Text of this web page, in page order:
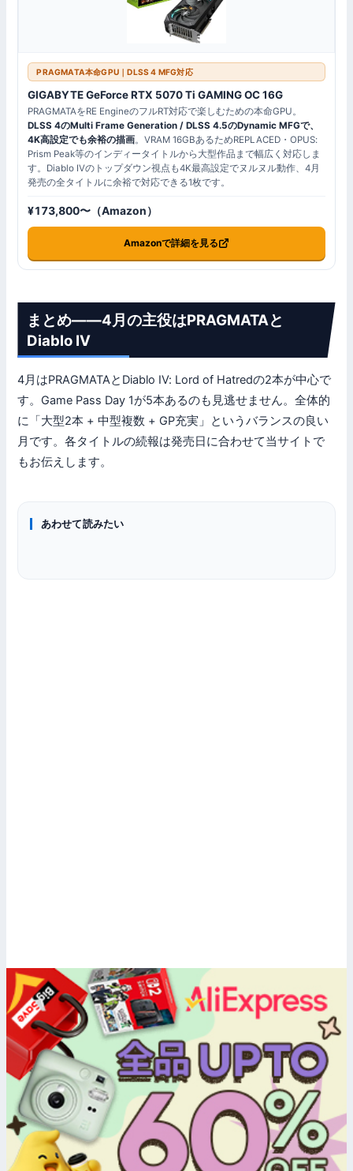
PRAGMATA本命GPU｜DLSS 4 MFG対応
GIGABYTE GeForce RTX 5070 Ti GAMING OC 16G
PRAGMATAをRE EngineのフルRT対応で楽しむための本命GPU。
DLSS 4のMulti Frame Generation / DLSS 4.5のDynamic MFGで、
4K高設定でも余裕の描画。VRAM 16GBあるためREPLACED・OPUS:
Prism Peak等のインディータイトルから大型作品まで幅広く対応しま
す。Diablo IVのトップダウン視点も4K最高設定でヌルヌル動作、4月
発売の全タイトルに余裕で対応できる1枚です。
¥173,800〜（Amazon）
Amazonで詳細を見る
まとめ——4月の主役はPRAGMATAと
Diablo IV
4月はPRAGMATAとDiablo IV: Lord of Hatredの2本が中心で
す。Game Pass Day 1が5本あるのも見逃せません。全体的
に「大型2本 + 中型複数 + GP充実」というバランスの良い
月です。各タイトルの続報は発売日に合わせて当サイトで
もお伝えします。
あわせて読みたい
ゲーミングPC
ゲーミングPC